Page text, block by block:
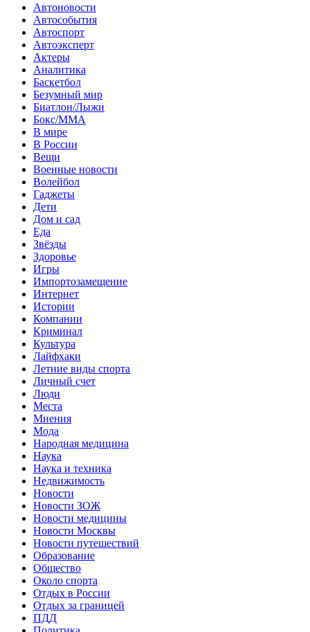
Автоновости
Автособытия
Автоспорт
Автоэксперт
Актеры
Аналитика
Баскетбол
Безумный мир
Биатлон/Лыжи
Бокс/MMA
В мире
В России
Вещи
Военные новости
Волейбол
Гаджеты
Дети
Дом и сад
Еда
Звёзды
Здоровье
Игры
Импортозамещение
Интернет
Истории
Компании
Криминал
Культура
Лайфхаки
Летние виды спорта
Личный счет
Люди
Места
Мнения
Мода
Народная медицина
Наука
Наука и техника
Недвижимость
Новости
Новости ЗОЖ
Новости медицины
Новости Москвы
Новости путешествий
Образование
Общество
Около спорта
Отдых в России
Отдых за границей
ПДД